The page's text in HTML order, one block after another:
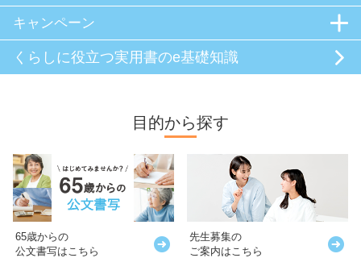
キャンペーン
くらしに役立つ実用書のe基礎知識
目的から探す
65歳からの
公文書写はこちら
先生募集の
ご案内はこちら